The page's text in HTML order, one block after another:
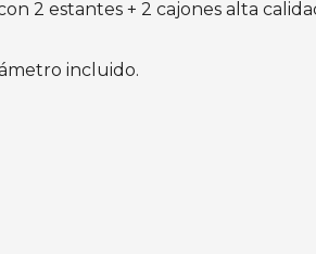
2 estantes + 2 cajones alta
incluido.